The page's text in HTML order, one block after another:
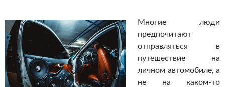
Многие люди
предпочитают
отправляться в
путешествие на
личном автомобиле, а
не на каком-то